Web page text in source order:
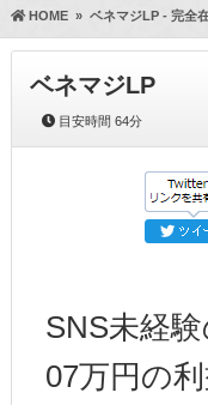
HOME» ベネマジLP - 完全
ベネマジLP
目安時間64分
SNS未経
07万円の